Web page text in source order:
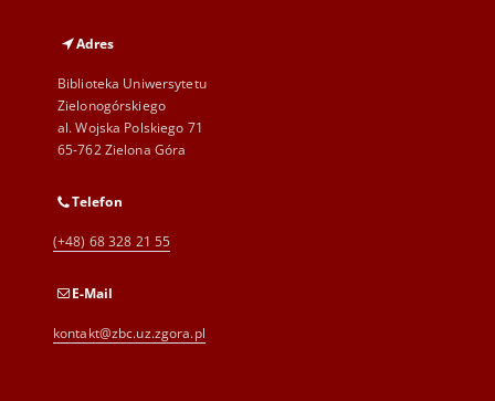
Adres
Biblioteka Uniwersytetu
Zielonogórskiego
al. Wojska Polskiego 71
65-762 Zielona Góra
Telefon
(+48) 68 328 21 55
E-Mail
kontakt@zbc.uz.zgora.pl